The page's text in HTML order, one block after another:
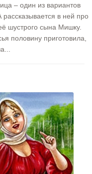
– один из вариантов
рассказывается в ней про
шустрого сына Мишку.
половину приготовила,